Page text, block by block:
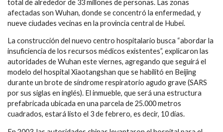
total de alrededor de 33 millones de personas. Las zonas
afectadas son Wuhan, donde se concentró la enfermedad, y
nueve ciudades vecinas en la provincia central de Hubei.
La construcción del nuevo centro hospitalario busca “abordar la
insuficiencia de los recursos médicos existentes”, explicaron las
autoridades de Wuhan este viernes, agregando que seguirá el
modelo del hospital Xiaotangshan que se habilitó en Beijing
durante un brote de síndrome respiratorio agudo grave (SARS
por sus siglas en inglés). El inmueble, que será una estructura
prefabricada ubicada en una parcela de 25.000 metros
cuadrados, estará listo el 3 de febrero, es decir, 10 días.